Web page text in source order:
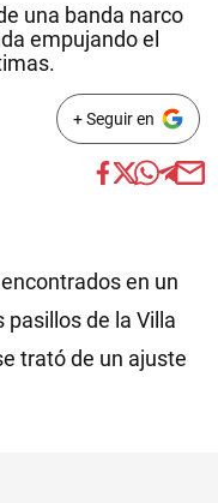
una banda narco
empujando el
+ Seguir en
en un
pasillos de la Villa
trató de un ajuste